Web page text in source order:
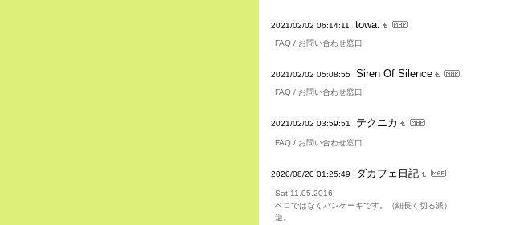
2021/02/02 06:14:11 towa.
FAQ / お問い合わせ窓口
2021/02/02 05:08:55 Siren Of Silence
FAQ / お問い合わせ窓口
2021/02/02 03:59:51 テクニカ
FAQ / お問い合わせ窓口
2020/08/20 01:25:49 ダカフェ日記
Sat.11.05.2016
ベロではなくパンケーキです。（細長く切る派）
逆。